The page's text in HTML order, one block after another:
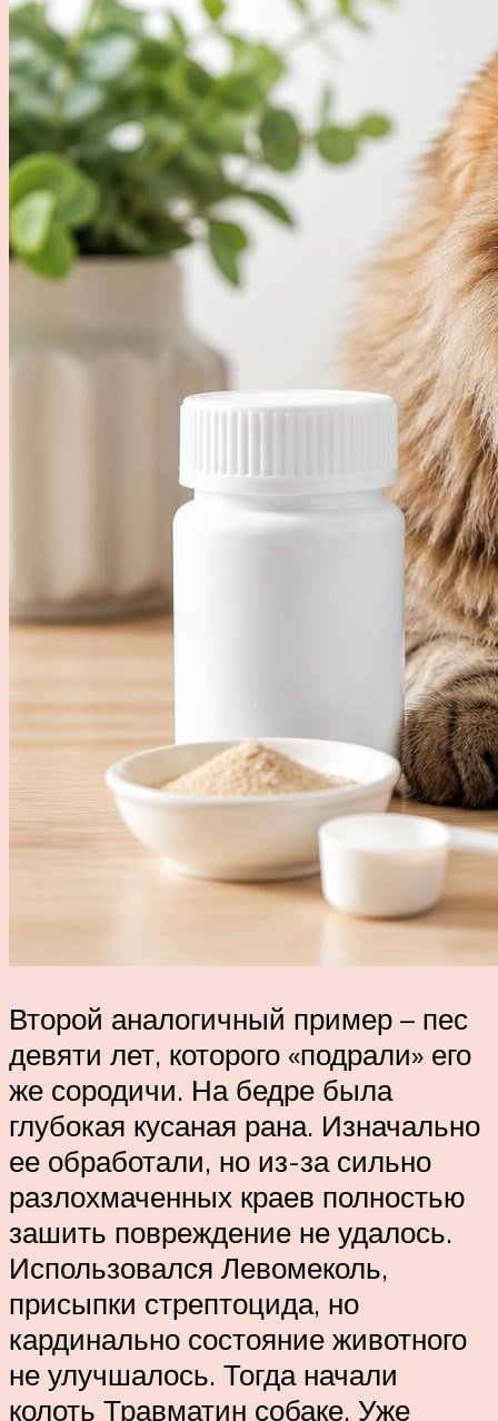
Второй аналогичный пример – пес
девяти лет, которого «подрали» его
же сородичи. На бедре была
глубокая кусаная рана. Изначально
ее обработали, но из-за сильно
разлохмаченных краев полностью
зашить повреждение не удалось.
Использовался Левомеколь,
присыпки стрептоцида, но
кардинально состояние животного
не улучшалось. Тогда начали
колоть Травматин собаке. Уже